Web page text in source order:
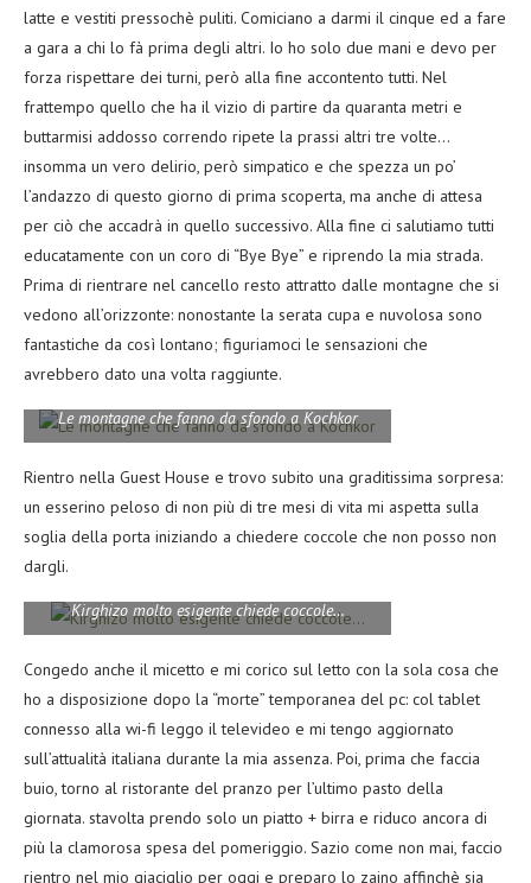
latte e vestiti pressochè puliti. Comiciano a darmi il cinque ed a fare
a gara a chi lo fà prima degli altri. Io ho solo due mani e devo per
forza rispettare dei turni, però alla fine accontento tutti. Nel
frattempo quello che ha il vizio di partire da quaranta metri e
buttarmisi addosso correndo ripete la prassi altri tre volte…
insomma un vero delirio, però simpatico e che spezza un po’
l’andazzo di questo giorno di prima scoperta, ma anche di attesa
per ciò che accadrà in quello successivo. Alla fine ci salutiamo tutti
educatamente con un coro di “Bye Bye” e riprendo la mia strada.
Prima di rientrare nel cancello resto attratto dalle montagne che si
vedono all’orizzonte: nonostante la serata cupa e nuvolosa sono
fantastiche da così lontano; figuriamoci le sensazioni che
avrebbero dato una volta raggiunte.
Le montagne che fanno da sfondo a Kochkor
Rientro nella Guest House e trovo subito una graditissima sorpresa:
un esserino peloso di non più di tre mesi di vita mi aspetta sulla
soglia della porta iniziando a chiedere coccole che non posso non
dargli.
Kirghizo molto esigente chiede coccole…
Congedo anche il micetto e mi corico sul letto con la sola cosa che
ho a disposizione dopo la “morte” temporanea del pc: col tablet
connesso alla wi-fi leggo il televideo e mi tengo aggiornato
sull’attualità italiana durante la mia assenza. Poi, prima che faccia
buio, torno al ristorante del pranzo per l’ultimo pasto della
giornata. stavolta prendo solo un piatto + birra e riduco ancora di
più la clamorosa spesa del pomeriggio. Sazio come non mai, faccio
rientro nel mio giaciglio per oggi e preparo lo zaino affinchè sia